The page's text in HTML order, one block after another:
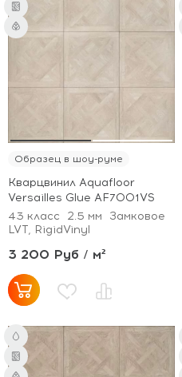
Образец в шоу-руме
Кварцвинил Aquafloor
Versailles Glue AF7001VS
43 класс
2.5 мм
Замковое
LVT, RigidVinyl
3 200 Руб / м²